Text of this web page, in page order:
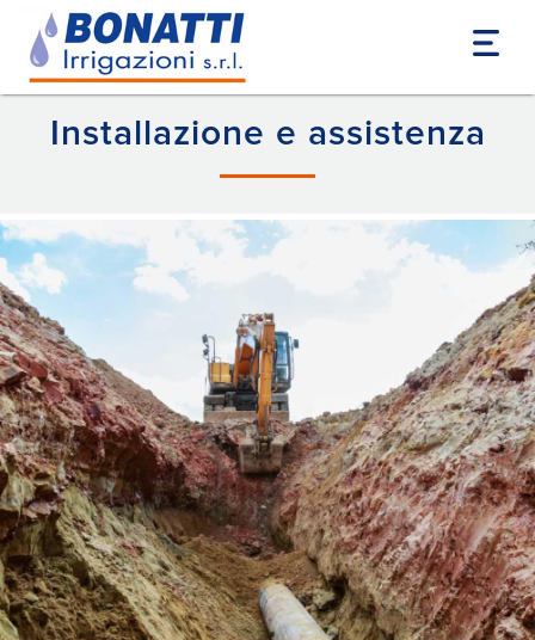
Home Servizi
Installazione e assistenza